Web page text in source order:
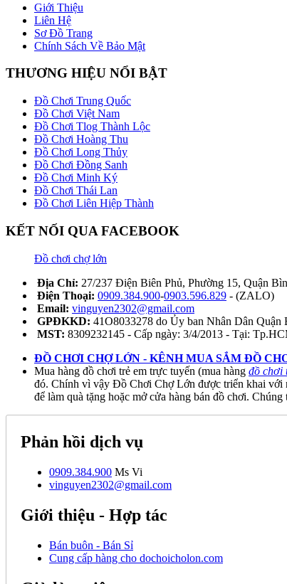
Giới Thiệu
Liên Hệ
Sơ Đồ Trang
Chính Sách Về Bảo Mật
THƯƠNG HIỆU NỔI BẬT
Đồ Chơi Trung Quốc
Đồ Chơi Việt Nam
Đồ Chơi Tlog Thành Lộc
Đồ Chơi Hoàng Thu
Đồ Chơi Long Thủy
Đồ Chơi Đồng Sanh
Đồ Chơi Minh Ký
Đồ Chơi Thái Lan
Đồ Chơi Liên Hiệp Thành
KẾT NỐI QUA FACEBOOK
Đồ chơi chợ lớn
Địa Chỉ: 27/237 Điện Biên Phủ, Phường 15, Quận
Điện Thoại: 0909.384.900-0903.596.829 - (ZALO)
Email: vinguyen2302@gmail.com
GPĐKKD: 41O8033278 do Ủy ban Nhân Dân Quận
MST: 8309232145 - Cấp ngày: 3/4/2013 - Tại:
ĐỒ CHƠI CHỢ LỚN - KÊNH MUA SẮM ĐỒ
Mua hàng đồ chơi trẻ em trực tuyến (mua hàng đồ chơi
đó. Chính vì vậy Đồ Chơi Chợ Lớn được triển khai với
để làm quà tặng hoặc mở cửa hàng bán đồ chơi. Chúng
Phản hồi dịch vụ
0909.384.900 Ms Vi
vinguyen2302@gmail.com
Giới thiệu - Hợp tác
Bán buôn - Bán Sỉ
Cung cấp hàng cho dochoicholon.com